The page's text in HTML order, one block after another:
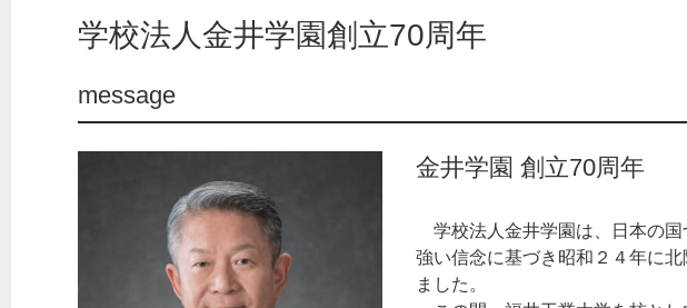
学校法人金井学園創立70周年
message
金井学園 創立70周年
学校法人金井学園は、日本の国
強い信念に基づき昭和２４年に
ました。